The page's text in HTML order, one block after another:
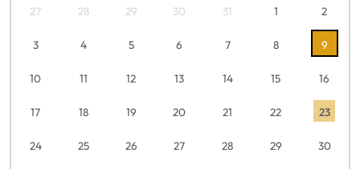
27 28 29 30 31 1 2
3 4 5 6 7 8 9
10 11 12 13 14 15 16
17 18 19 20 21 22 23
24 25 26 27 28 29 30